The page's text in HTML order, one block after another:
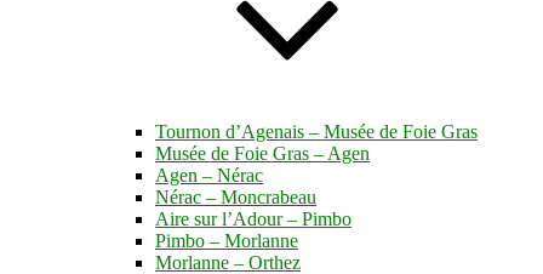
Tournon d’Agenais – Musée de Foie Gras
Musée de Foie Gras – Agen
Agen – Nérac
Nérac – Moncrabeau
Aire sur l’Adour – Pimbo
Pimbo – Morlanne
Morlanne – Orthez